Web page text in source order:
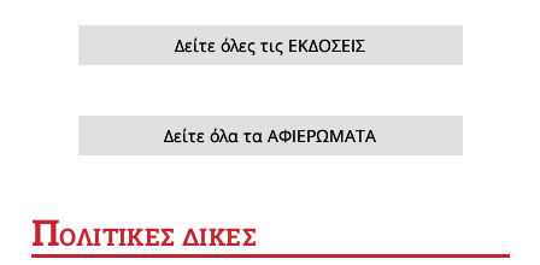
Δείτε όλες τις ΕΚΔΟΣΕΙΣ
Δείτε όλα τα ΑΦΙΕΡΩΜΑΤΑ
ΠΟΛΙΤΙΚΕΣ ΔΙΚΕΣ